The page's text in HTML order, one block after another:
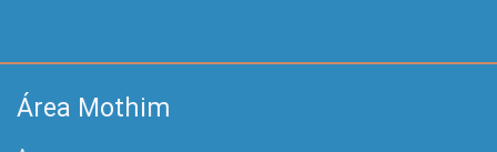
Área Mothim